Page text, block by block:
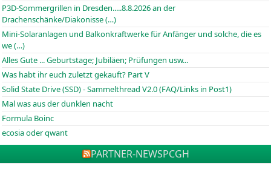
P3D-Sommergrillen in Dresden.....8.8.2026 an der
Drachenschänke/Diakonisse (…)
Mini-Solaranlagen und Balkonkraftwerke für Anfänger und solche, die es
we (…)
Alles Gute ... Geburtstage; Jubiläen; Prüfungen usw...
Was habt ihr euch zuletzt gekauft? Part V
Solid State Drive (SSD) - Sammelthread V2.0 (FAQ/Links in Post1)
Mal was aus der dunklen nacht
Formula Boinc
ecosia oder qwant
PARTNER-NEWSPCGH